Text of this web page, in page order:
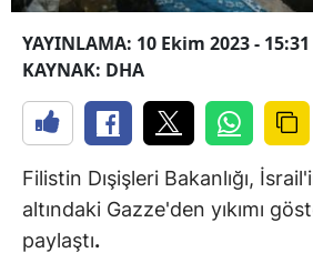
YAYINLAMA: 10 Ekim 2023 - 15:31
KAYNAK: DHA
Filistin Dışişleri Bakanlığı,
altındaki Gazze'den yıkımı
paylaştı.